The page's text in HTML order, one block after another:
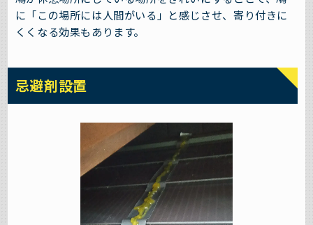
に「この場所には人間がいる」と感じさせ、寄り付きに
くくなる効果もあります。
忌避剤設置